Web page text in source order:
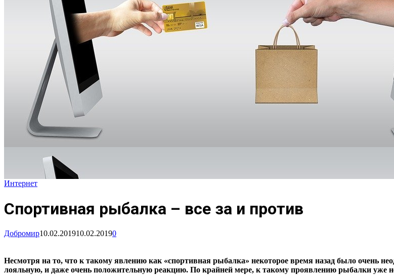
Интернет
Спортивная рыбалка – все за и против
Добромир10.02.201910.02.20190
Несмотря на то, что к такому явлению как «спортивная рыбалка» некоторое время назад было очень
лояльную, и даже очень положительную реакцию. По крайней мере, к такому проявлению рыбалки уже